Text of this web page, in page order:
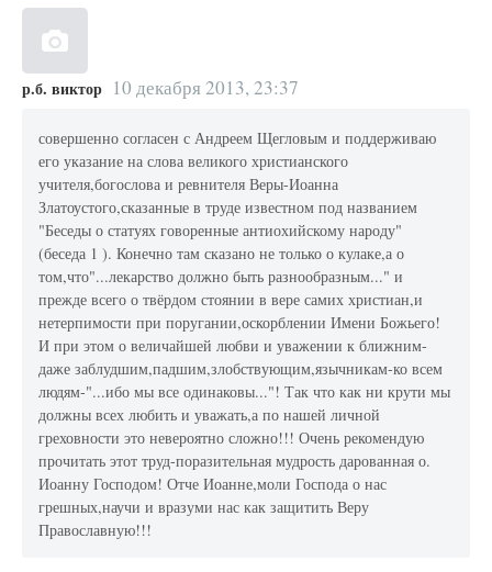
р.б. виктор 10 декабря 2013, 23:37
совершенно согласен с Андреем Щегловым и поддерживаю
его указание на слова великого христианского
учителя,богослова и ревнителя Веры-Иоанна
Златоустого,сказанные в труде известном под названием
"Беседы о статуях говоренные антиохийскому народу"
(беседа 1 ). Конечно там сказано не только о кулаке,а о
том,что"...лекарство должно быть разнообразным..." и
прежде всего о твёрдом стоянии в вере самих христиан,и
нетерпимости при поругании,оскорблении Имени Божьего!
И при этом о величайшей любви и уважении к ближним-
даже заблудшим,падшим,злобствующим,язычникам-ко всем
людям-"...ибо мы все одинаковы..."! Так что как ни крути мы
должны всех любить и уважать,а по нашей личной
греховности это невероятно сложно!!! Очень рекомендую
прочитать этот труд-поразительная мудрость дарованная о.
Иоанну Господом! Отче Иоанне,моли Господа о нас
грешных,научи и вразуми нас как защитить Веру
Православную!!!